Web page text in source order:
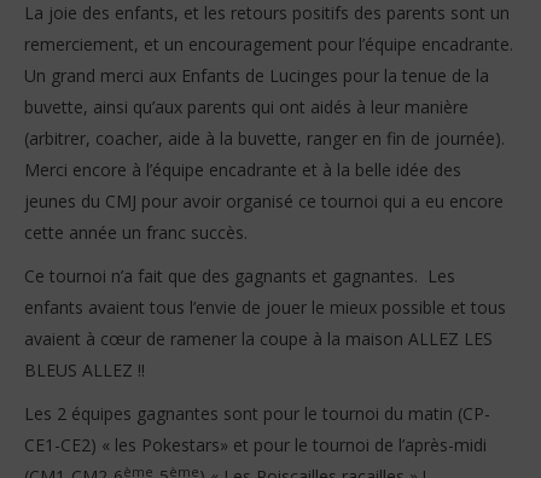
La joie des enfants, et les retours positifs des parents sont un
remerciement, et un encouragement pour l’équipe encadrante.
Un grand merci aux Enfants de Lucinges pour la tenue de la
buvette, ainsi qu’aux parents qui ont aidés à leur manière
(arbitrer, coacher, aide à la buvette, ranger en fin de journée).
Merci encore à l’équipe encadrante et à la belle idée des
jeunes du CMJ pour avoir organisé ce tournoi qui a eu encore
cette année un franc succès.
Ce tournoi n’a fait que des gagnants et gagnantes. Les
enfants avaient tous l’envie de jouer le mieux possible et tous
avaient à cœur de ramener la coupe à la maison ALLEZ LES
BLEUS ALLEZ !!
Les 2 équipes gagnantes sont pour le tournoi du matin (CP-
CE1-CE2) « les Pokestars» et pour le tournoi de l’après-midi
ème ème